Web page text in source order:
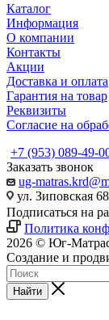
Каталог
Информация
О компании
Контакты
Акции
Доставка и оплата
Гарантия на товар
Реквизиты
Согласие на
+7 (953) 089-49-
Заказать звонок
ug-
ул. Зиповская 68
Подписаться на
Политика
2026 © Юг-
Создание и
Найти